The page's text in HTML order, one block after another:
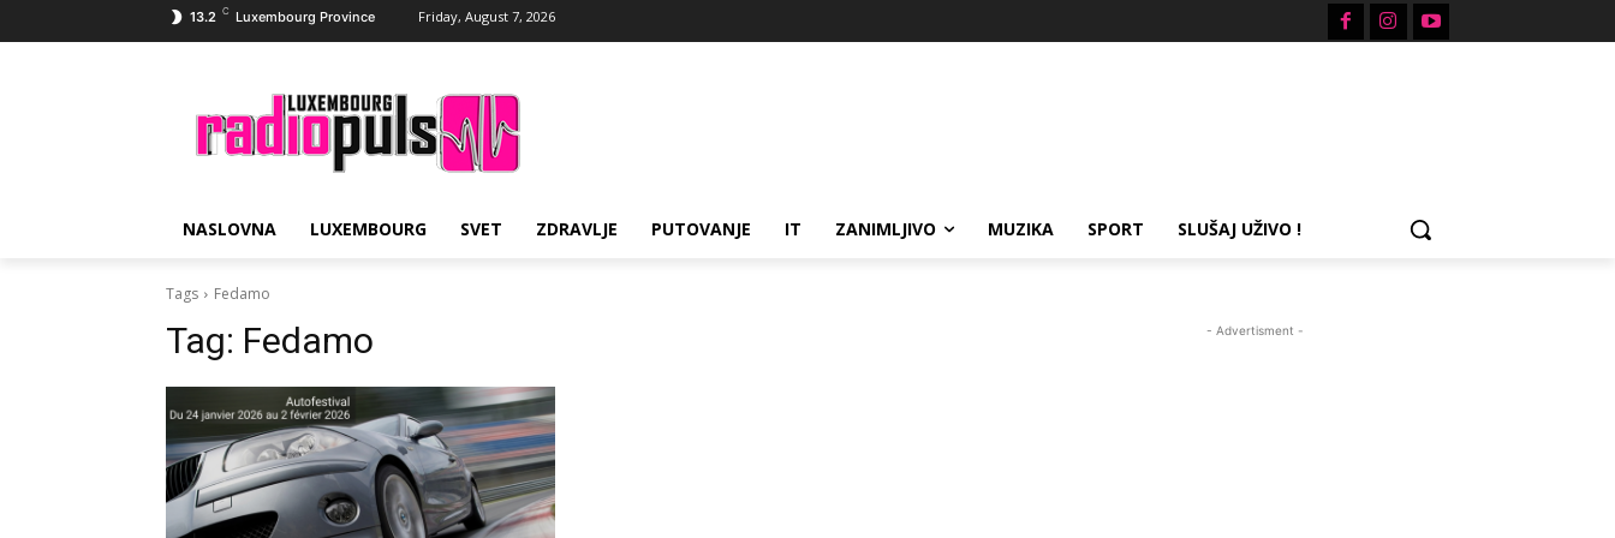
13.2 C Luxembourg Province Friday, August 7, 2026
NASLOVNA LUXEMBOURG SVET ZDRAVLJE PUTOVANJE IT ZANIMLJIVO MUZIKA SPORT SLUŠAJ UŽIVO !
Tags Fedamo
Tag: Fedamo - Advertisment -